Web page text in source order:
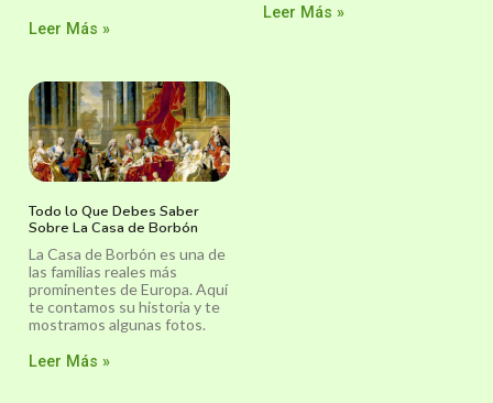
Leer Más »
Leer Más »
Todo lo Que Debes Saber
Sobre La Casa de Borbón
La Casa de Borbón es una de
las familias reales más
prominentes de Europa. Aquí
te contamos su historia y te
mostramos algunas fotos.
Leer Más »